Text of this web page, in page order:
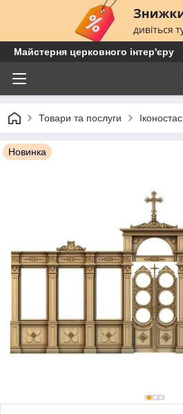
Майстерня церковного інтер'єру
Товари та послуги Іконостас
Новинка